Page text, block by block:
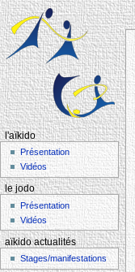
l'aïkido
Présentation
Vidéos
le jodo
Présentation
Vidéos
aïkido actualités
Stages/manifestations